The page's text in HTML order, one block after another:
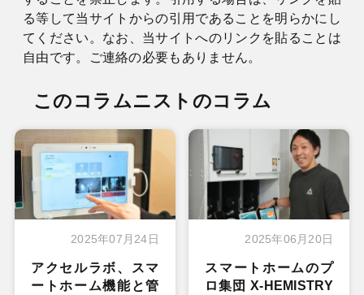
る等して当サイトからの引用であることを明らかにし
てください。なお、当サイトへのリンクを貼ることは
自由です。ご連絡の必要もありません。
このコラムニストのコラム
2025年07月24日
アクセルラボ、スマ
ートホーム機能と管
2025年06月20日
スマートホームのプ
ロ集団 X-HEMISTRY